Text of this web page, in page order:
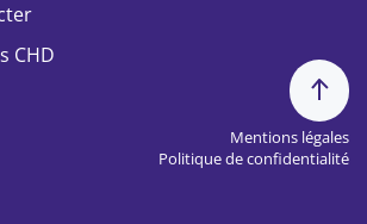
CHD
Mentions légales
Politique de confidentialité